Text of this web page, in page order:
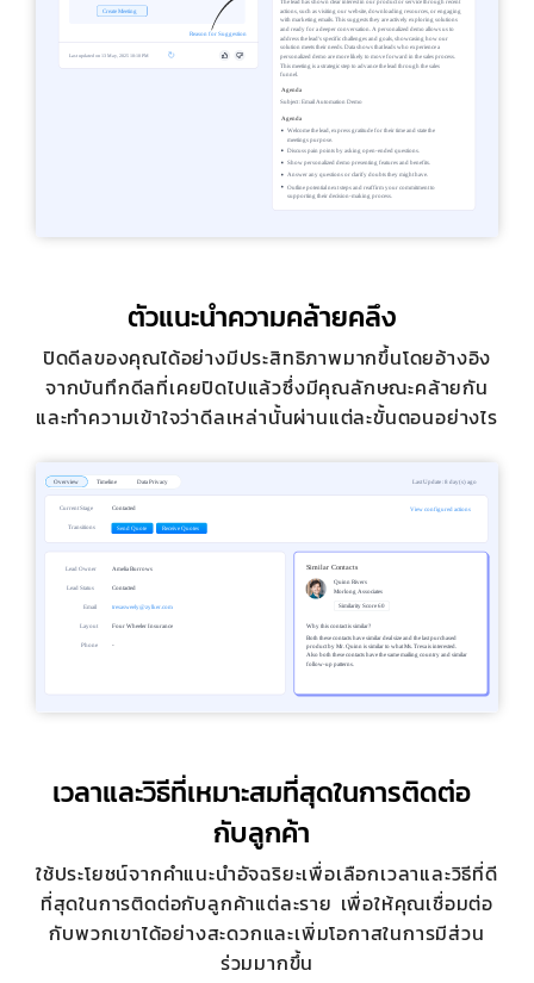
ตัวแนะนำความคล้ายคลึง
ปิดดีลของคุณได้อย่างมีประสิทธิภาพมากขึ้นโดยอ้างอิง
จากบันทึกดีลที่เคยปิดไปแล้วซึ่งมีคุณลักษณะคล้ายกัน
และทำความเข้าใจว่าดีลเหล่านั้นผ่านแต่ละขั้นตอนอย่างไร
เวลาและวิธีที่เหมาะสมที่สุดในการติดต่อ
กับลูกค้า
ใช้ประโยชน์จากคำแนะนำอัจฉริยะเพื่อเลือกเวลาและวิธีที่ดี
ที่สุดในการติดต่อกับลูกค้าแต่ละราย เพื่อให้คุณเชื่อมต่อ
กับพวกเขาได้อย่างสะดวกและเพิ่มโอกาสในการมีส่วน
ร่วมมากขึ้น